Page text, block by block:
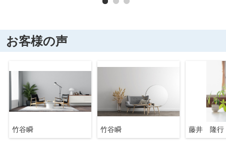
お客様の声
竹谷瞬 竹谷瞬 藤井 隆行